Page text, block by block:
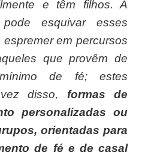
e têm filhos. A
esquivar esses
em percursos
que provêm de
de fé; estes
disso, formas de
personalizadas ou
orientadas para
de fé e de casal